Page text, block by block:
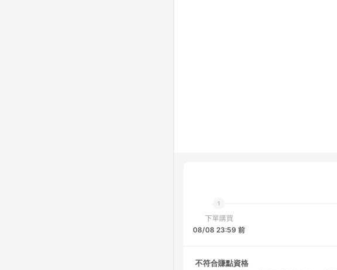
下單購買
08/08 23:59 前
不符合賺點資格